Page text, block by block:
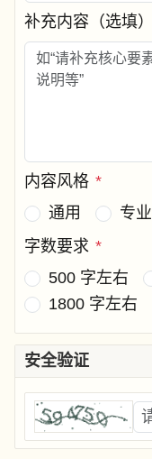
补充内容（选填）
内容风格 *
通用
专业
字数要求 *
500 字左右
1800 字左右
安全验证